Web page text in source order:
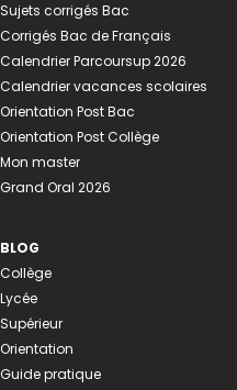
Sujets corrigés Bac
Corrigés Bac de Français
Calendrier Parcoursup 2026
Calendrier vacances scolaires
Orientation Post Bac
Orientation Post Collège
Mon master
Grand Oral 2026
BLOG
Collège
Lycée
Supérieur
Orientation
Guide pratique